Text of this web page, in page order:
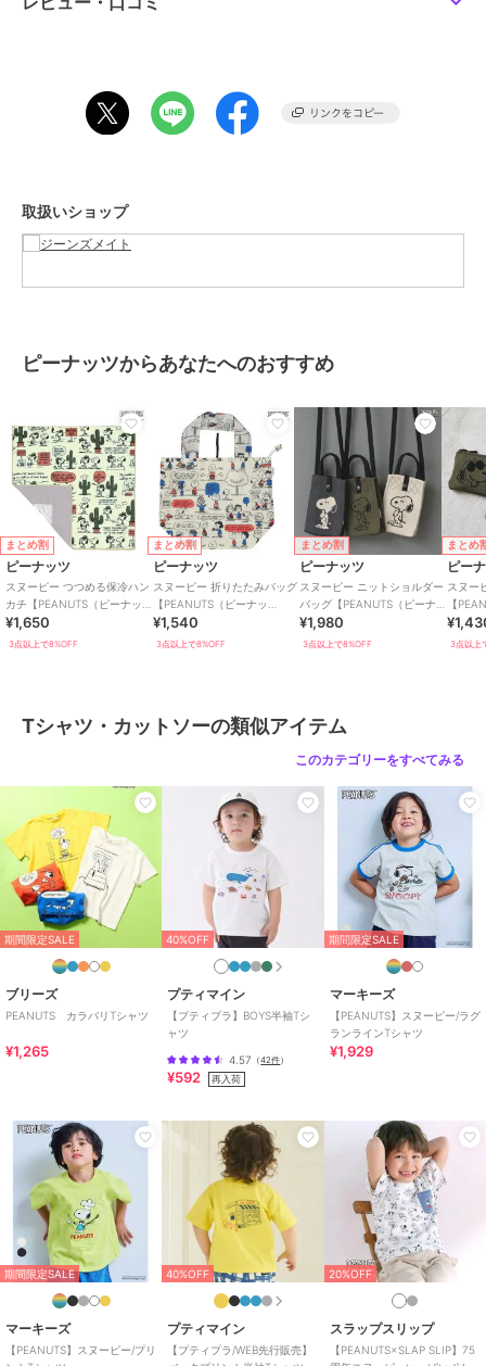
トップス
／Tシャツ・カットソ
ー
商品のお取り扱い方法
綿・コットン素材/綿100％ / ロ
/プリント柄 アニマル柄/
前面プリント/半袖 洗える /
ライフスタイル/ベースボール /
クルー・Uネック
Tシャツ・カットソー
綿・コットン素材
綿100％ /ロ
ゴ
/プリント柄/アニマル柄
前面プリント
/洗える
ライフスタイル
ベースボール/
取扱いショップ
ピーナッツからあなたへのおすすめ
まとめ割
ピーナッツ
スヌーピー つつめる保冷ハン
カチ【PEANUTS（ピーナッ
ツ）】
¥1,650
3点以上で8%OFF
まとめ割
ピーナッツ
スヌーピー 折りたたみバッグ
【PEANUTS（ピーナッ
ツ）】
¥1,540
3点以上で8%OFF
まとめ割
ピーナッツ
スヌーピー ニットショルダー
バッグ【PEANUTS（ピーナ
ッツ）】
¥1,980
3点以上で8%OFF
まとめ
ピー
スヌー
【
ツ）】
3点以上
Tシャツ・カットソーの類似アイテム
このカテゴリーをすべてみる
期間限定SALE
ブリーズ
PEANUTS カラバリTシャツ
¥1,265
40%OFF
プティマイン
【プティプラ】BOYS半袖Tシ
ャツ
4.57 （42件）
¥592 再入荷
期間限定SALE
マーキーズ
【PEANUTS】スヌーピー/ラグ
ランラインTシャツ
¥1,929
期間限定SALE
マーキーズ
【PEANUTS】スヌーピー/プリ
40%OFF
プティマイン
【プティプラ/WEB先行販売】
20%OFF
スラップスリップ
【PEANUTS×SLAP SLIP】75